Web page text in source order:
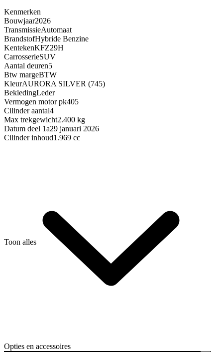
Kenmerken
Bouwjaar2026
TransmissieAutomaat
BrandstofHybride Benzine
KentekenKFZ29H
CarrosserieSUV
Aantal deuren5
Btw margeBTW
KleurAURORA SILVER (745)
BekledingLeder
Vermogen motor pk405
Cilinder aantal4
Max trekgewicht2.400 kg
Datum deel 1a29 januari 2026
Cilinder inhoud1.969 cc
Toon alles
Opties en accessoires